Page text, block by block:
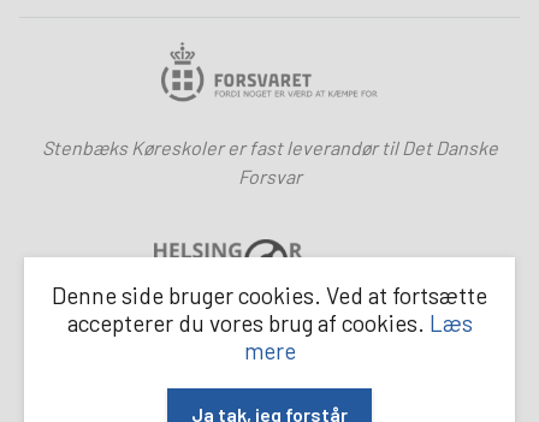
Stenbæks Køreskoler er fast leverandør til Det Danske
Forsvar
Stenbæks Køreskoler er en del af Helsingør Kørelærer
Denne side bruger cookies. Ved at fortsætte
accepterer du vores brug af cookies. Læs
mere
Ja tak, jeg forstår